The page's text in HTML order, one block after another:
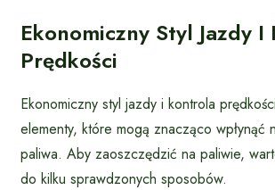
Ekonomiczny Styl Jazdy
Prędkości
Ekonomiczny styl jazdy i kontrola
elementy, które mogą znacząco wpłynąć
paliwa. Aby zaoszczędzić na paliwie,
do kilku sprawdzonych sposobów.